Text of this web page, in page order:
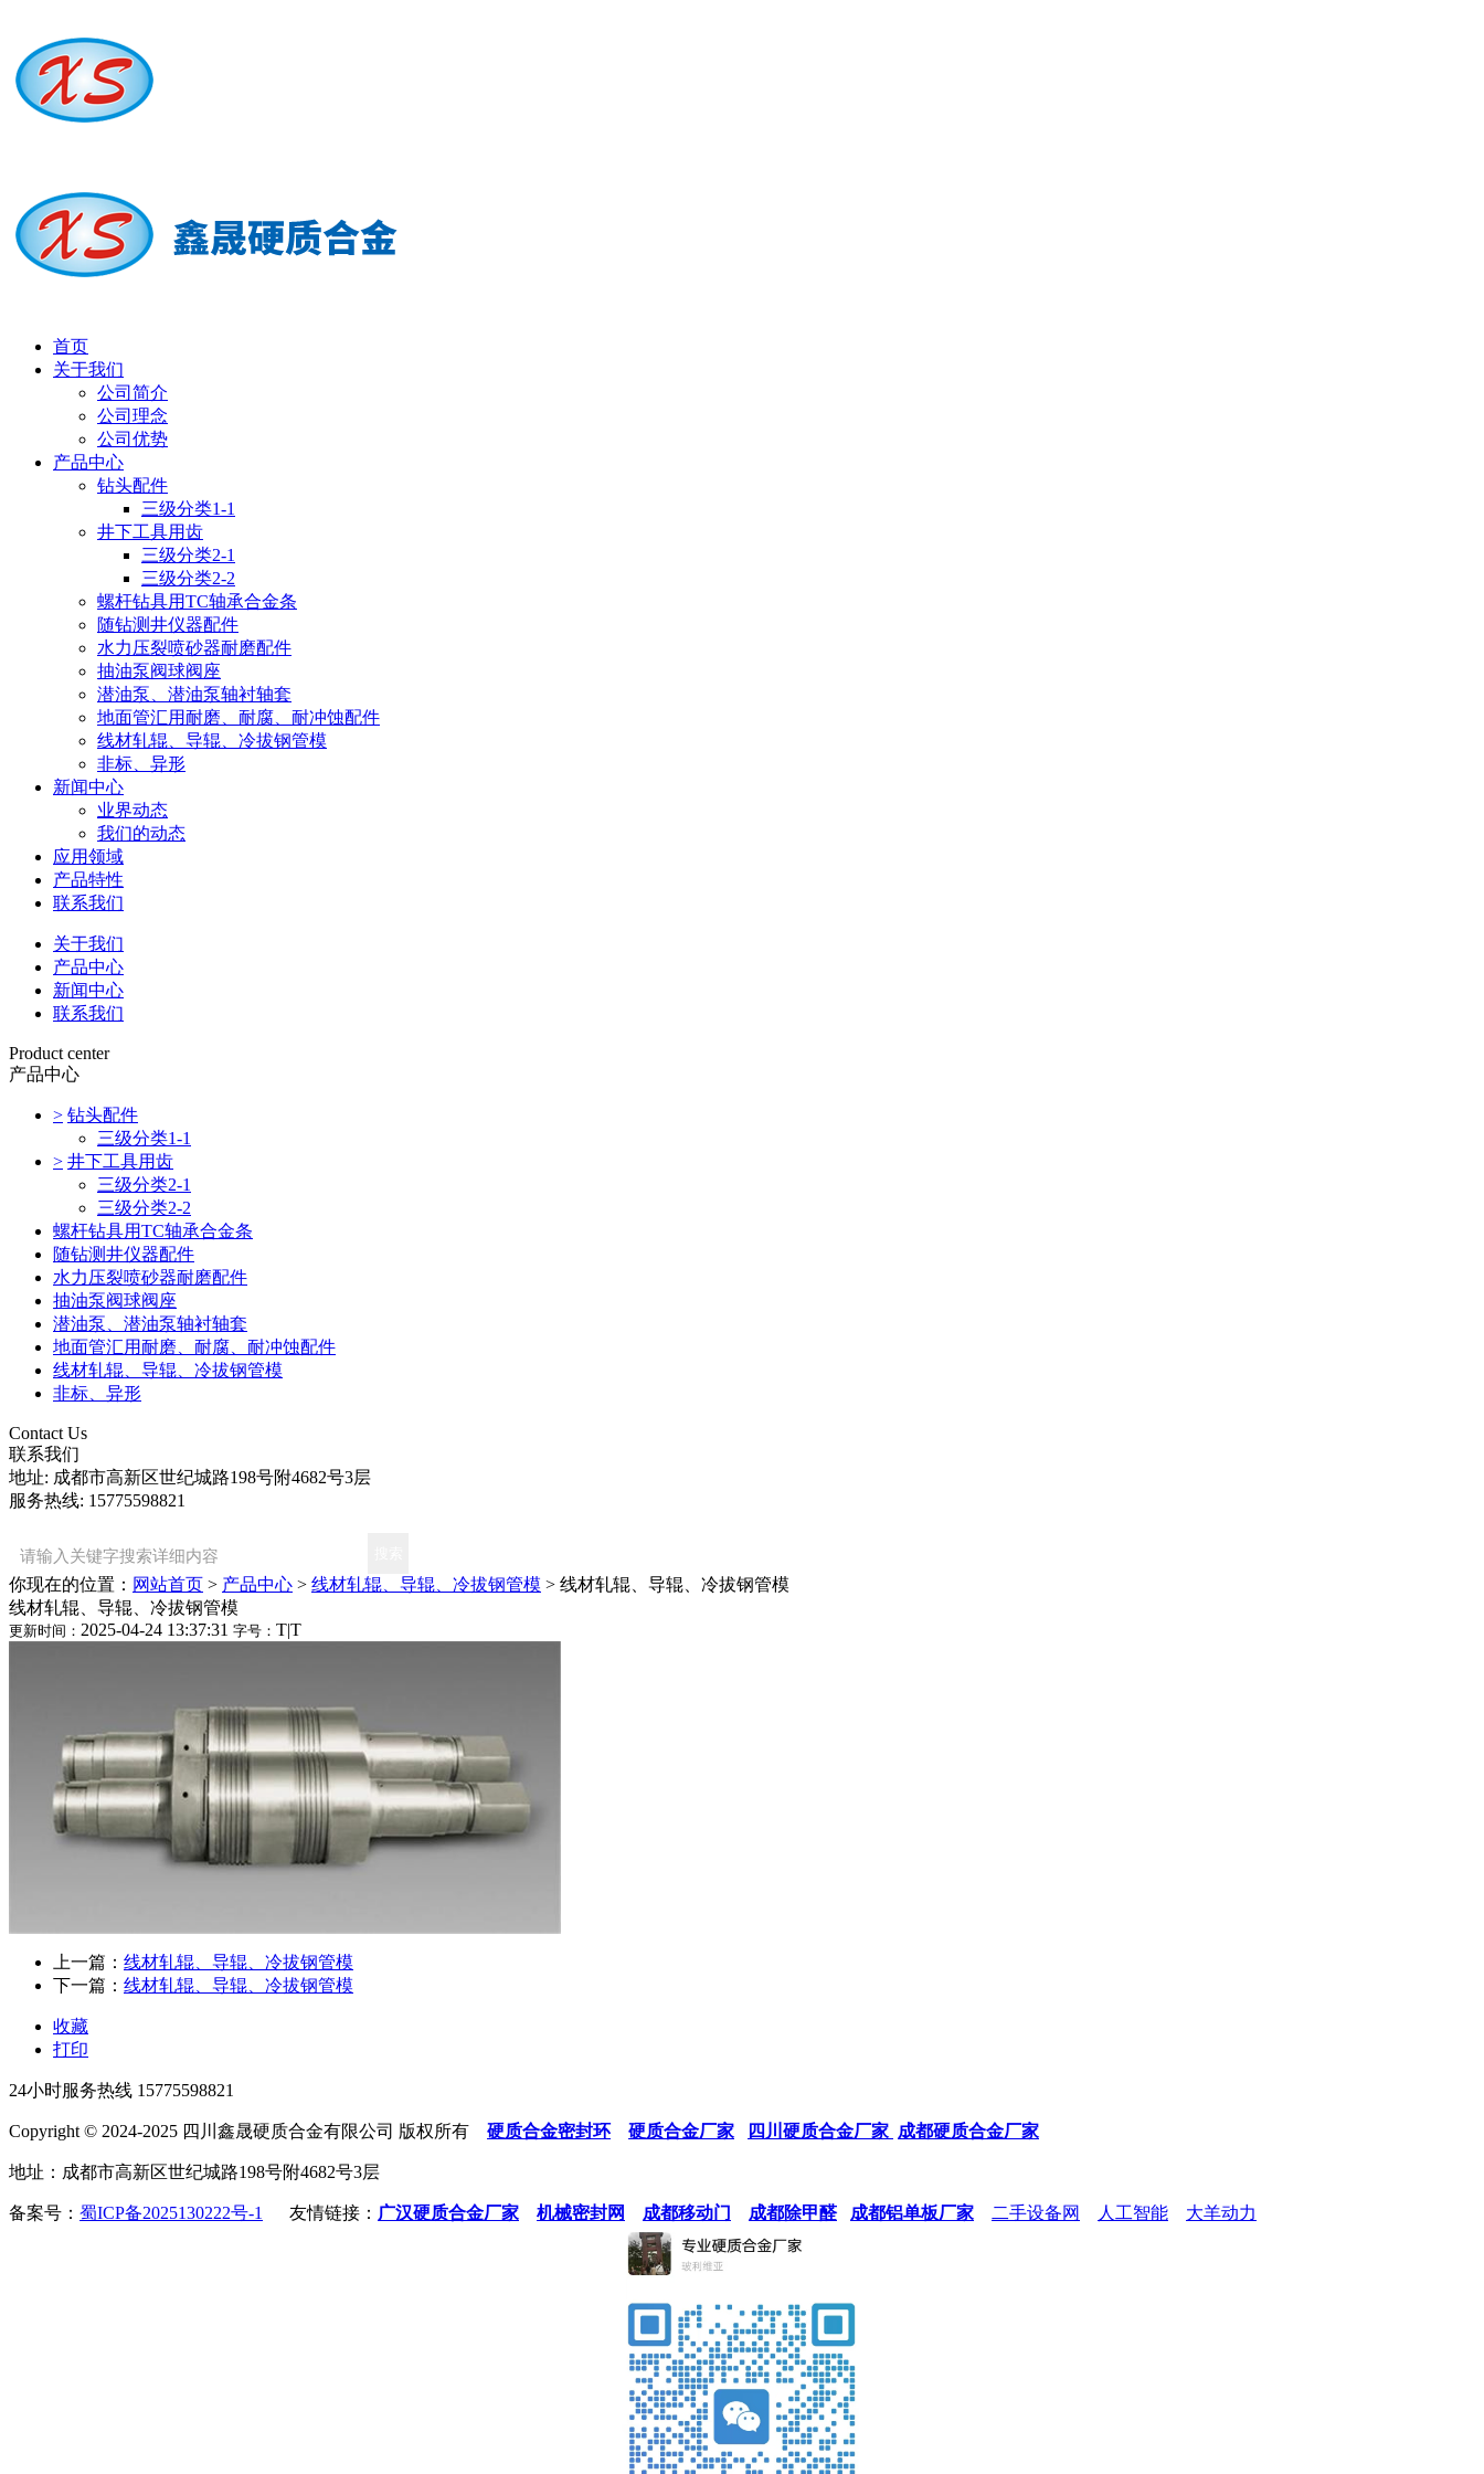
首页
关于我们
公司简介
公司理念
公司优势
产品中心
钻头配件
三级分类1-1
井下工具用齿
三级分类2-1
三级分类2-2
螺杆钻具用TC轴承合金条
随钻测井仪器配件
水力压裂喷砂器耐磨配件
抽油泵阀球阀座
潜油泵、潜油泵轴衬轴套
地面管汇用耐磨、耐腐、耐冲蚀配件
线材轧辊、导辊、冷拔钢管模
非标、异形
新闻中心
业界动态
我们的动态
应用领域
产品特性
联系我们
关于我们
产品中心
新闻中心
联系我们
Product center
产品中心
> 钻头配件
三级分类1-1
> 井下工具用齿
三级分类2-1
三级分类2-2
螺杆钻具用TC轴承合金条
随钻测井仪器配件
水力压裂喷砂器耐磨配件
抽油泵阀球阀座
潜油泵、潜油泵轴衬轴套
地面管汇用耐磨、耐腐、耐冲蚀配件
线材轧辊、导辊、冷拔钢管模
非标、异形
Contact Us
联系我们
地址: 成都市高新区世纪城路198号附4682号3层
服务热线: 15775598821
你现在的位置： 网站首页 > 产品中心 > 线材轧辊、导辊、冷拔钢管模 > 线材轧辊、导辊、冷拔钢管模
线材轧辊、导辊、冷拔钢管模
更新时间： 2025-04-24 13:37:31 字号： T|T
上一篇： 线材轧辊、导辊、冷拔钢管模
下一篇： 线材轧辊、导辊、冷拔钢管模
收藏
打印
24小时服务热线 15775598821
Copyright © 2024-2025 四川鑫晟硬质合金有限公司 版权所有 硬质合金密封环 硬质合金厂家 四川硬质合金厂家 成都硬质合金厂家
地址：成都市高新区世纪城路198号附4682号3层
备案号： 蜀ICP备2025130222号-1 友情链接： 广汉硬质合金厂家 机械密封网 成都移动门 成都除甲醛 成都铝单板厂家 二手设备网 人工智能 大羊动力